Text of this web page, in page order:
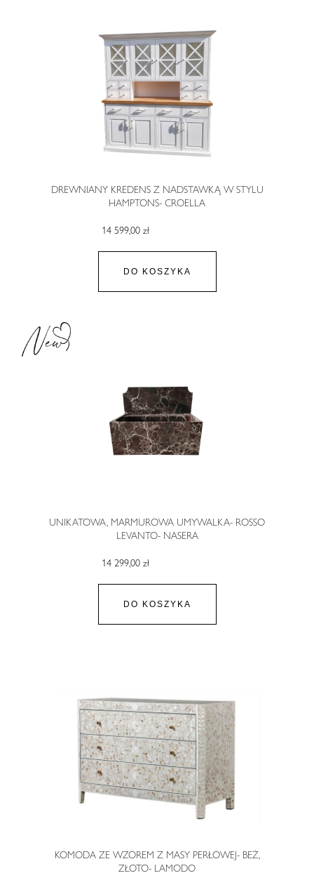
DREWNIANY KREDENS Z NADSTAWKĄ W STYLU
HAMPTONS- CROELLA
14 599,00 zł
DO KOSZYKA
UNIKATOWA, MARMUROWA UMYWALKA- ROSSO
LEVANTO- NASERA
14 299,00 zł
DO KOSZYKA
KOMODA ZE WZOREM Z MASY PERŁOWEJ- BEŻ,
ZŁOTO- LAMODO